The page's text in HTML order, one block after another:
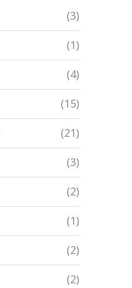
(3)
(1)
(4)
(15)
(21)
(3)
(2)
(1)
(2)
(2)